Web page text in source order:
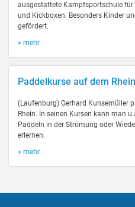
ausgestattete Kampfsportschule für
und Kickboxen. Besonders Kinder
gefördert.
» mehr
Paddelkurse auf dem Rhein
(Laufenburg) Gerhard Kunsemüller
Rhein. In seinen Kursen kann man
Paddeln in der Strömung oder
erlernen.
» mehr